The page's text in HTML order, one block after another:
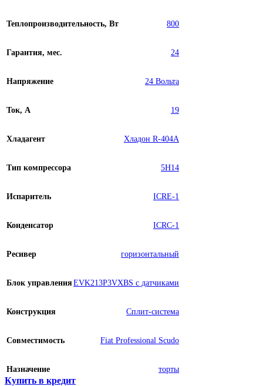
Теплопроизводительность, Вт 800
Гарантия, мес. 24
Напряжение 24 Вольта
Ток, А 19
Хладагент Хладон R-404A
Тип компрессора 5H14
Испаритель ICRE-1
Конденсатор ICRC-1
Ресивер горизонтальный
Блок управленияEVK213P3VXBS с датчиками
Конструкция Сплит-система
Совместимость Fiat Professional Scudo
Назначение торты
Купить в кредит